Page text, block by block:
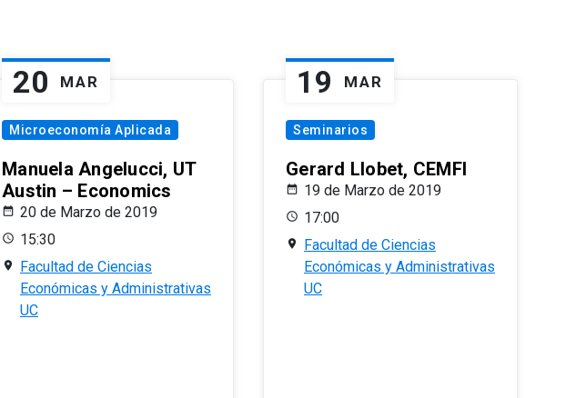
20 MAR
Microeconomía Aplicada
Manuela Angelucci, UT
Austin – Economics
20 de Marzo de 2019
15:30
Facultad de Ciencias
Económicas y Administrativas
UC
19 MAR
Seminarios
Gerard Llobet, CEMFI
19 de Marzo de 2019
17:00
Facultad de Ciencias
Económicas y Administrativas
UC